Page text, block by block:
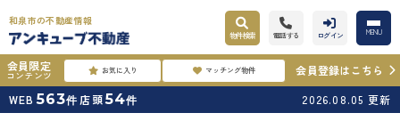
和泉市の不動産情報
物件検索 電話する ログイン MENU
会員限定
コンテンツ お気に入り マッチング物件
会員登録はこちら
WEB 563件 店頭54件 2026.08.05 更新